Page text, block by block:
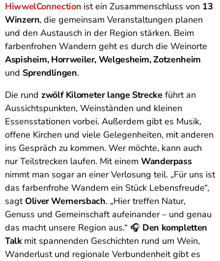
HiwwelConnection ist ein Zusammenschluss von 13
Winzern, die gemeinsam Veranstaltungen planen
und den Austausch in der Region stärken. Beim
farbenfrohen Wandern geht es durch die Weinorte
Aspisheim, Horrweiler, Welgesheim, Zotzenheim
und Sprendlingen.
Die rund zwölf Kilometer lange Streckeführt an
Aussichtspunkten, Weinständen und kleinen
Essensstationen vorbei. Außerdem gibt es Musik,
offene Kirchen und viele Gelegenheiten, mit anderen
ins Gespräch zu kommen. Wer möchte, kann auch
nur Teilstrecken laufen. Mit einem Wanderpass
nimmt man sogar an einer Verlosung teil. „Für uns ist
das farbenfrohe Wandern ein Stück Lebensfreude“,
sagt Oliver Wernersbach. „Hier treffen Natur,
Genuss und Gemeinschaft aufeinander – und genau
das macht unsere Region aus.“ 🎧 Den kompletten
Talk mit spannenden Geschichten rund um Wein,
Wanderlust und regionale Verbundenheit gibt es